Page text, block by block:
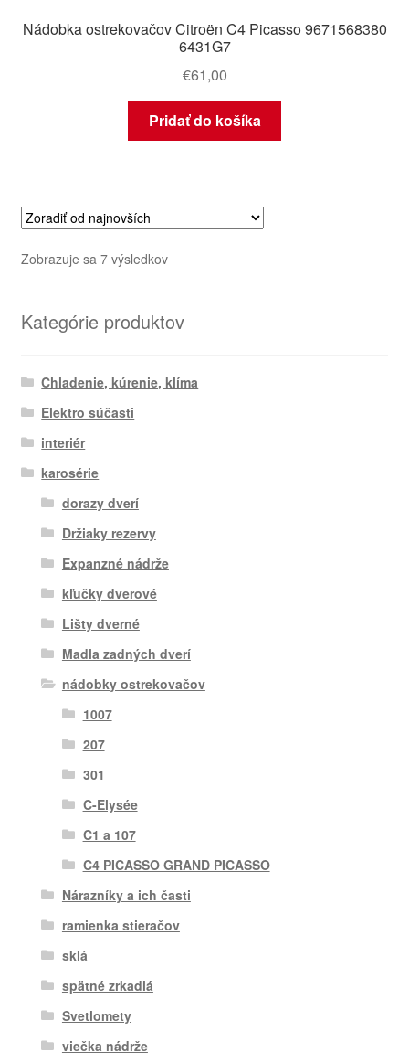
Nádobka ostrekovačov Citroën C4 Picasso 9671568380
6431G7
€61,00
Pridať do košíka
Zobrazuje sa 7 výsledkovZoradené
Kategórie produktov
Chladenie, kúrenie, klíma
Elektro súčasti
interiér
karosérie
dorazy dverí
Držiaky rezervy
Expanzné nádrže
kľučky dverové
Lišty dverné
Madla zadných dverí
nádobky ostrekovačov
1007
207
301
C-Elysée
C1 a 107
C4 PICASSO GRAND PICASSO
Nárazníky a ich časti
ramienka stieračov
sklá
spätné zrkadlá
Svetlomety
viečka nádrže